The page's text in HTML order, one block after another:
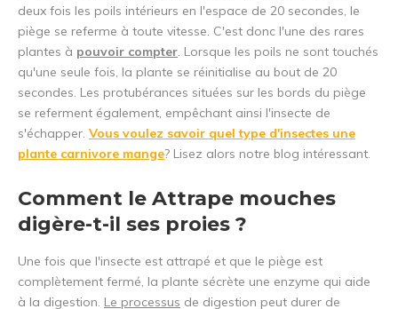
deux fois les poils intérieurs en l'espace de 20 secondes, le
piège se referme à toute vitesse. C'est donc l'une des rares
plantes à pouvoir compter. Lorsque les poils ne sont touchés
qu'une seule fois, la plante se réinitialise au bout de 20
secondes. Les protubérances situées sur les bords du piège
se referment également, empêchant ainsi l'insecte de
s'échapper. Vous voulez savoir quel type d'insectes une
plante carnivore mange? Lisez alors notre blog intéressant.
Comment le Attrape mouches
digère-t-il ses proies ?
Une fois que l'insecte est attrapé et que le piège est
complètement fermé, la plante sécrète une enzyme qui aide
à la digestion. Le processus de digestion peut durer de